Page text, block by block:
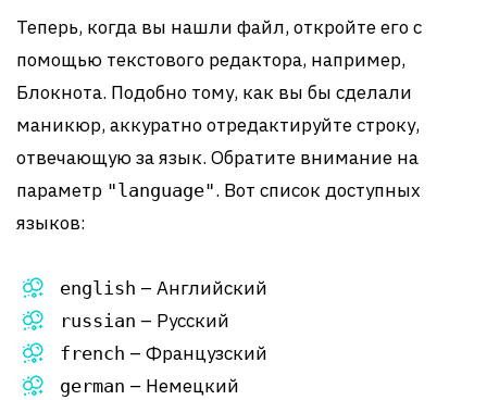
Теперь, когда вы нашли файл, откройте его с
помощью текстового редактора, например,
Блокнота. Подобно тому, как вы бы сделали
маникюр, аккуратно отредактируйте строку,
отвечающую за язык. Обратите внимание на
параметр "language". Вот список доступных
языков:
english – Английский
russian – Русский
french – Французский
german – Немецкий